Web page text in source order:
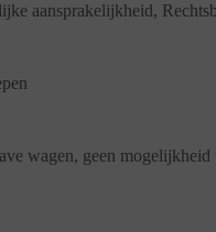
aansprakelijkheid,
wagen, geen mogelijkheid